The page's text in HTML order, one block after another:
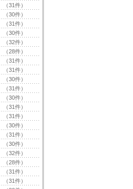
（31件）
（30件）
（31件）
（30件）
（32件）
（28件）
（31件）
（31件）
（30件）
（31件）
（30件）
（31件）
（31件）
（30件）
（31件）
（30件）
（32件）
（28件）
（31件）
（31件）